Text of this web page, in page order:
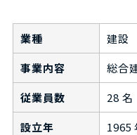
業種
建設
事業内容
総合
従業員数
28 名
設立年
1965